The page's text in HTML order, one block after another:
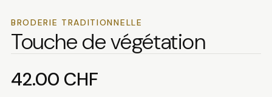
BRODERIE TRADITIONNELLE
Touche de végétation
42.00 CHF